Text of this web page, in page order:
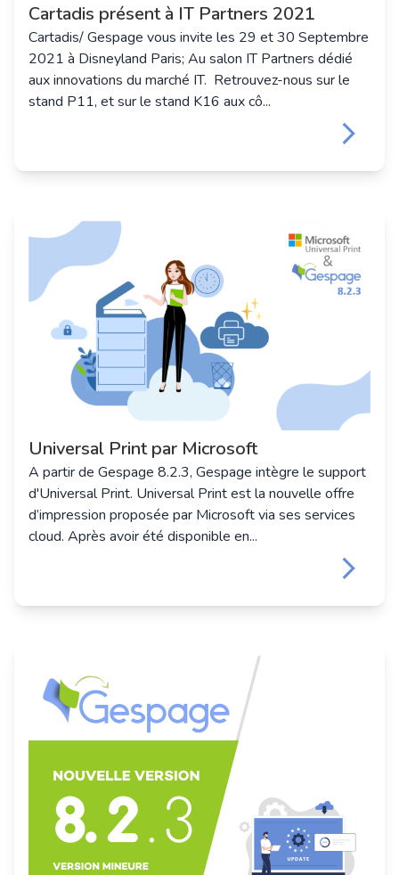
Cartadis présent à IT Partners 2021
Cartadis/ Gespage vous invite les 29 et 30 Septembre
2021 à Disneyland Paris; Au salon IT Partners dédié
aux innovations du marché IT. Retrouvez-nous sur le
stand P11, et sur le stand K16 aux cô...
keyboard_arrow_right
Universal Print par Microsoft
A partir de Gespage 8.2.3, Gespage intègre le support
d'Universal Print. Universal Print est la nouvelle offre
d’impression proposée par Microsoft via ses services
cloud. Après avoir été disponible en...
keyboard_arrow_right